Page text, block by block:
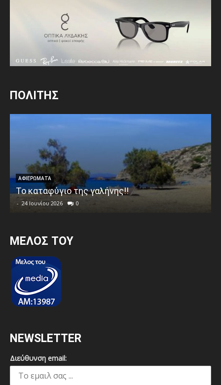
ΠΟΛΙΤΗΣ
ΑΦΙΕΡΩΜΑΤΑ
Το καταφύγιο της γαλήνης!!
- 24 Ιουνίου 2026 0
MEΛΟΣ ΤΟΥ
NEWSLETTER
Διεύθυνση email: